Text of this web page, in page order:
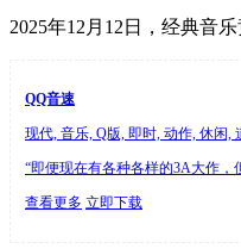
2025年12月12日，经典音
QQ音速
现代, 音乐, Q版, 即时, 动作, 休闲,
“即便现在有各种各样的3A大作，
查看更多 立即下载